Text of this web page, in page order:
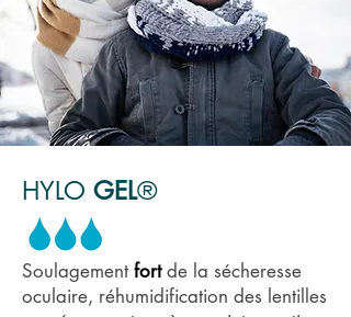
HYLO GEL®
Soulagementfort de la sécheresse
oculaire, réhumidification des lentilles